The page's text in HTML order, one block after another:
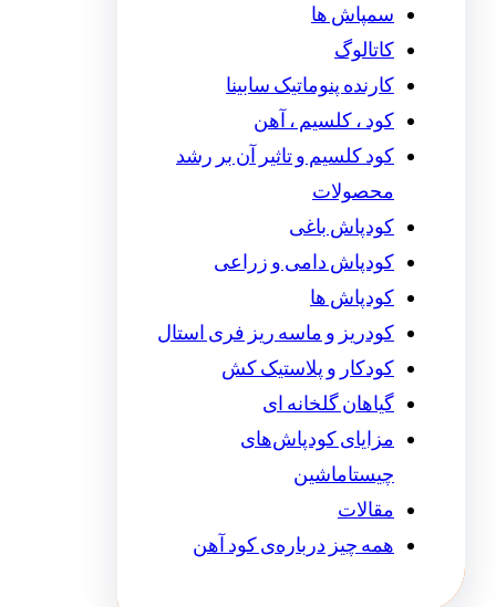
سمپاش ها
کاتالوگ
کارنده پنوماتیک سابینا
کود ، کلسیم ، آهن
کود کلسیم و تاثیر آن بر رشد
محصولات
کودپاش باغی
کودپاش دامی و زراعی
کودپاش ها
کودریز و ماسه ریز فری استال
کودکار و پلاستیک کش
گیاهان گلخانه ای
مزایای کودپاش‌های
چیستاماشین
مقالات
همه چیز درباره‌ی کود آهن